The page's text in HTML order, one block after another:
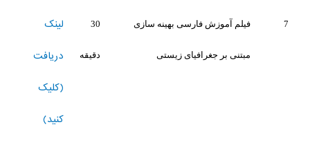
7 فیلم آموزش فارسی بهینه سازی
مبتنی بر جغرافیای زیستی
30
دقیقه
لینک
دریافت
(کلیک
کنید)